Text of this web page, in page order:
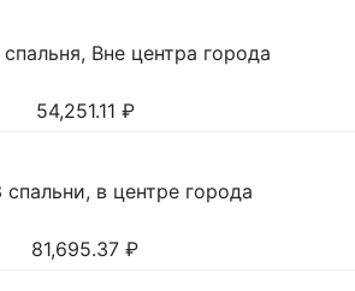
Вне центра города
54,251.11 ₽
спальни, в центре города
81,695.37 ₽